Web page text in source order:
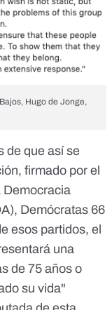
Hugo de Jonge,
de que así se
, firmado por el
Democracia
Demócratas 66
esos partidos, el
una
de 75 años o
su vida"